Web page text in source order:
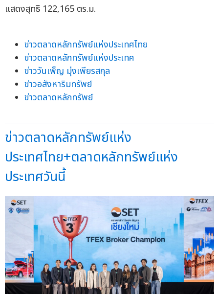
แสดงสุทธิ 122,165 ตร.ม.
ข่าวตลาดหลักทรัพย์แห่งประเทศไทย
ข่าวตลาดหลักทรัพย์แห่งประเทศ
ข่าววันเพ็ญ มุ่งเพียรสกุล
ข่าวอสังหาริมทรัพย์
ข่าวตลาดหลักทรัพย์
ข่าวตลาดหลักทรัพย์แห่ง
ประเทศไทย+ตลาดหลักทรัพย์แห่ง
ประเทศวันนี้